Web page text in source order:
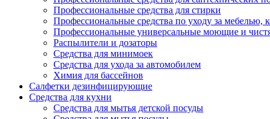
Профессиональные средства для стирки
Профессиональные средства по уходу за мебелью,
Профессиональные универсальные моющие и
Распылители и дозаторы
Средства для минимоек
Средства для ухода за автомобилем
Химия для бассейнов
Салфетки дезинфицирующие
Средства для кухни
Средства для мытья детской посуды